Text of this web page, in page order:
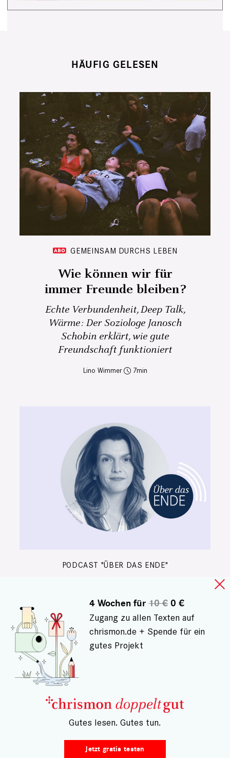
HÄUFIG GELESEN
GEMEINSAM DURCHS LEBEN
Wie können wir für
immer Freunde bleiben?
Echte Verbundenheit, Deep Talk,
Wärme: Der Soziologe Janosch
Schobin erklärt, wie gute
Freundschaft funktioniert
Lino Wimmer 7
PODCAST "ÜBER DAS ENDE"
Frau Blaha?
Im Podcast "Über das Ende" erzählt
die Feministin Barbara Blaha vom
Tod ihrer Mutter und ihrers
kleinen Bruders. Und verrät, was
sie tun wird, falls ihr Mann sterben
Julia Schnizlein
4 Wochen für10 €0 €
Zugang zu allen Texten auf
chrismon.de + Spende für ein
gutes Projekt
– Gutes lesen. Gutes tun.
Jetzt gratis testen